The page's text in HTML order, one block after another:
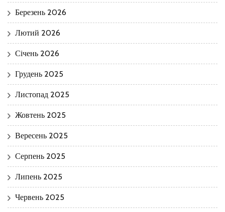
Березень 2026
Лютий 2026
Січень 2026
Грудень 2025
Листопад 2025
Жовтень 2025
Вересень 2025
Серпень 2025
Липень 2025
Червень 2025